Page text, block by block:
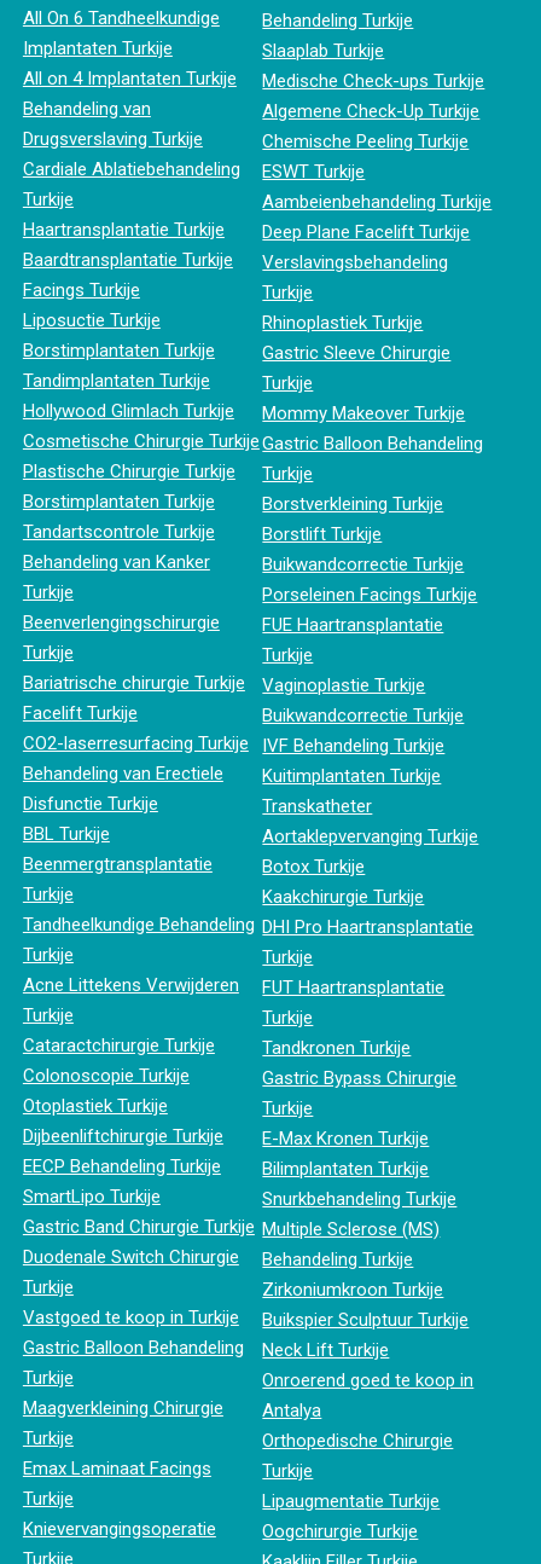
All On 6 Tandheelkundige
Implantaten Turkije
All on 4 Implantaten Turkije
Behandeling van
Drugsverslaving Turkije
Cardiale Ablatiebehandeling
Turkije
Haartransplantatie Turkije
Baardtransplantatie Turkije
Facings Turkije
Liposuctie Turkije
Borstimplantaten Turkije
Tandimplantaten Turkije
Hollywood Glimlach Turkije
Cosmetische Chirurgie Turkije
Plastische Chirurgie Turkije
Borstimplantaten Turkije
Tandartscontrole Turkije
Behandeling van Kanker
Turkije
Beenverlengingschirurgie
Turkije
Bariatrische chirurgie Turkije
Facelift Turkije
CO2-laserresurfacing Turkije
Behandeling van Erectiele
Disfunctie Turkije
BBL Turkije
Beenmergtransplantatie
Turkije
Tandheelkundige Behandeling
Turkije
Acne Littekens Verwijderen
Turkije
Cataractchirurgie Turkije
Colonoscopie Turkije
Otoplastiek Turkije
Dijbeenliftchirurgie Turkije
EECP Behandeling Turkije
SmartLipo Turkije
Gastric Band Chirurgie Turkije
Duodenale Switch Chirurgie
Turkije
Vastgoed te koop in Turkije
Gastric Balloon Behandeling
Turkije
Maagverkleining Chirurgie
Turkije
Emax Laminaat Facings
Turkije
Knievervangingsoperatie
Turkije
Behandeling Turkije
Slaaplab Turkije
Medische Check-ups Turkije
Algemene Check-Up Turkije
Chemische Peeling Turkije
ESWT Turkije
Aambeienbehandeling Turkije
Deep Plane Facelift Turkije
Verslavingsbehandeling
Turkije
Rhinoplastiek Turkije
Gastric Sleeve Chirurgie
Turkije
Mommy Makeover Turkije
Gastric Balloon Behandeling
Turkije
Borstverkleining Turkije
Borstlift Turkije
Buikwandcorrectie Turkije
Porseleinen Facings Turkije
FUE Haartransplantatie
Turkije
Vaginoplastie Turkije
Buikwandcorrectie Turkije
IVF Behandeling Turkije
Kuitimplantaten Turkije
Transkatheter
Aortaklepvervanging Turkije
Botox Turkije
Kaakchirurgie Turkije
DHI Pro Haartransplantatie
Turkije
FUT Haartransplantatie
Turkije
Tandkronen Turkije
Gastric Bypass Chirurgie
Turkije
E-Max Kronen Turkije
Bilimplantaten Turkije
Snurkbehandeling Turkije
Multiple Sclerose (MS)
Behandeling Turkije
Zirkoniumkroon Turkije
Buikspier Sculptuur Turkije
Neck Lift Turkije
Onroerend goed te koop in
Antalya
Orthopedische Chirurgie
Turkije
Lipaugmentatie Turkije
Oogchirurgie Turkije